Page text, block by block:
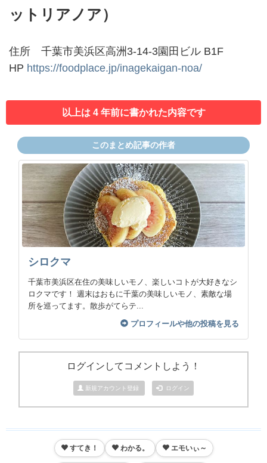
ットリアノア）
住所 千葉市美浜区高洲3-14-3園田ビル B1F
HP https://foodplace.jp/inagekaigan-noa/
以上は 4 年前に書かれた内容です
このまとめ記事の作者
シロクマ
千葉市美浜区在住の美味しいモノ、楽しいコトが大好きなシ
ロクマです！ 週末はおもに千葉の美味しいモノ、素敵な場
所を巡ってます。散歩がてらテ...
プロフィールや他の投稿を見る
ログインしてコメントしよう！
新規アカウント登録 ログイン
すてき！ わかる。 エモいぃ～